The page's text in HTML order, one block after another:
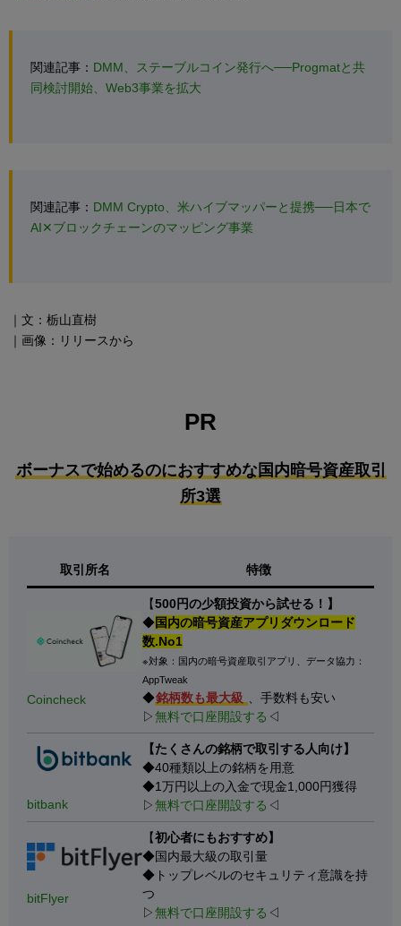
関連記事： DMM、ステーブルコイン発行へ──Progmatと共
同検討開始、Web3事業を拡大
関連記事： DMM Crypto、米ハイブマッパーと提携──日本で
AI✕ブロックチェーンのマッピング事業
｜文：栃山直樹
｜画像：リリースから
PR
ボーナスで始めるのにおすすめな国内暗号資産取引
所3選
取引所名 特徴
Coincheck
【500円の少額投資から試せる！】
◆国内の暗号資産アプリダウンロード
数.No1
※対象：国内の暗号資産取引アプリ、データ協力：
AppTweak
◆銘柄数も最大級 、手数料も安い
▷無料で口座開設する ◁
bitbank
【たくさんの銘柄で取引する人向け】
◆40種類以上の銘柄を用意
◆1万円以上の入金で現金1,000円獲得
▷無料で口座開設する ◁
bitFlyer
【初心者にもおすすめ】
◆国内最大級の取引量
◆トップレベルのセキュリティ意識を持
つ
▷無料で口座開設する ◁